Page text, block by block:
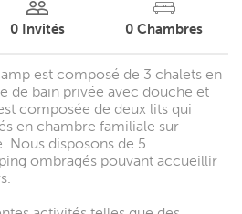
0 Invités 0 Chambres
est composé de 3 chalets en
de bain privée avec douche et
composée de deux lits qui
en chambre familiale sur
Nous disposons de 5
ombragés pouvant accueillir